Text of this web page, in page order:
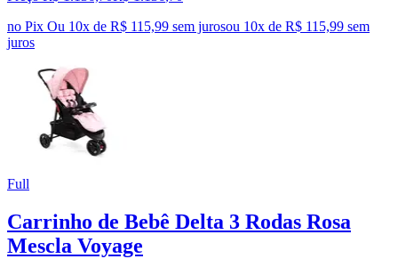
no Pix Ou 10x de R$ 115,99 sem jurosou 10x de R$ 115,99 sem
juros
Full
Carrinho de Bebê Delta 3 Rodas Rosa
Mescla Voyage